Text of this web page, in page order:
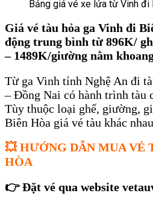
Bảng giá vé xe lửa từ Vinh đi
Giá vé tàu hỏa ga Vinh đi
động trung bình từ 896K/
– 1489K/giường nằm
Từ ga Vinh tỉnh Nghệ An đi
– Đồng Nai có hành trình tàu
Tùy thuộc loại ghế, giường,
Biên Hòa giá vé tàu khác
💥HƯỚNG DẪN MUA VÉ
HÒA
👉Đặt vé qua website